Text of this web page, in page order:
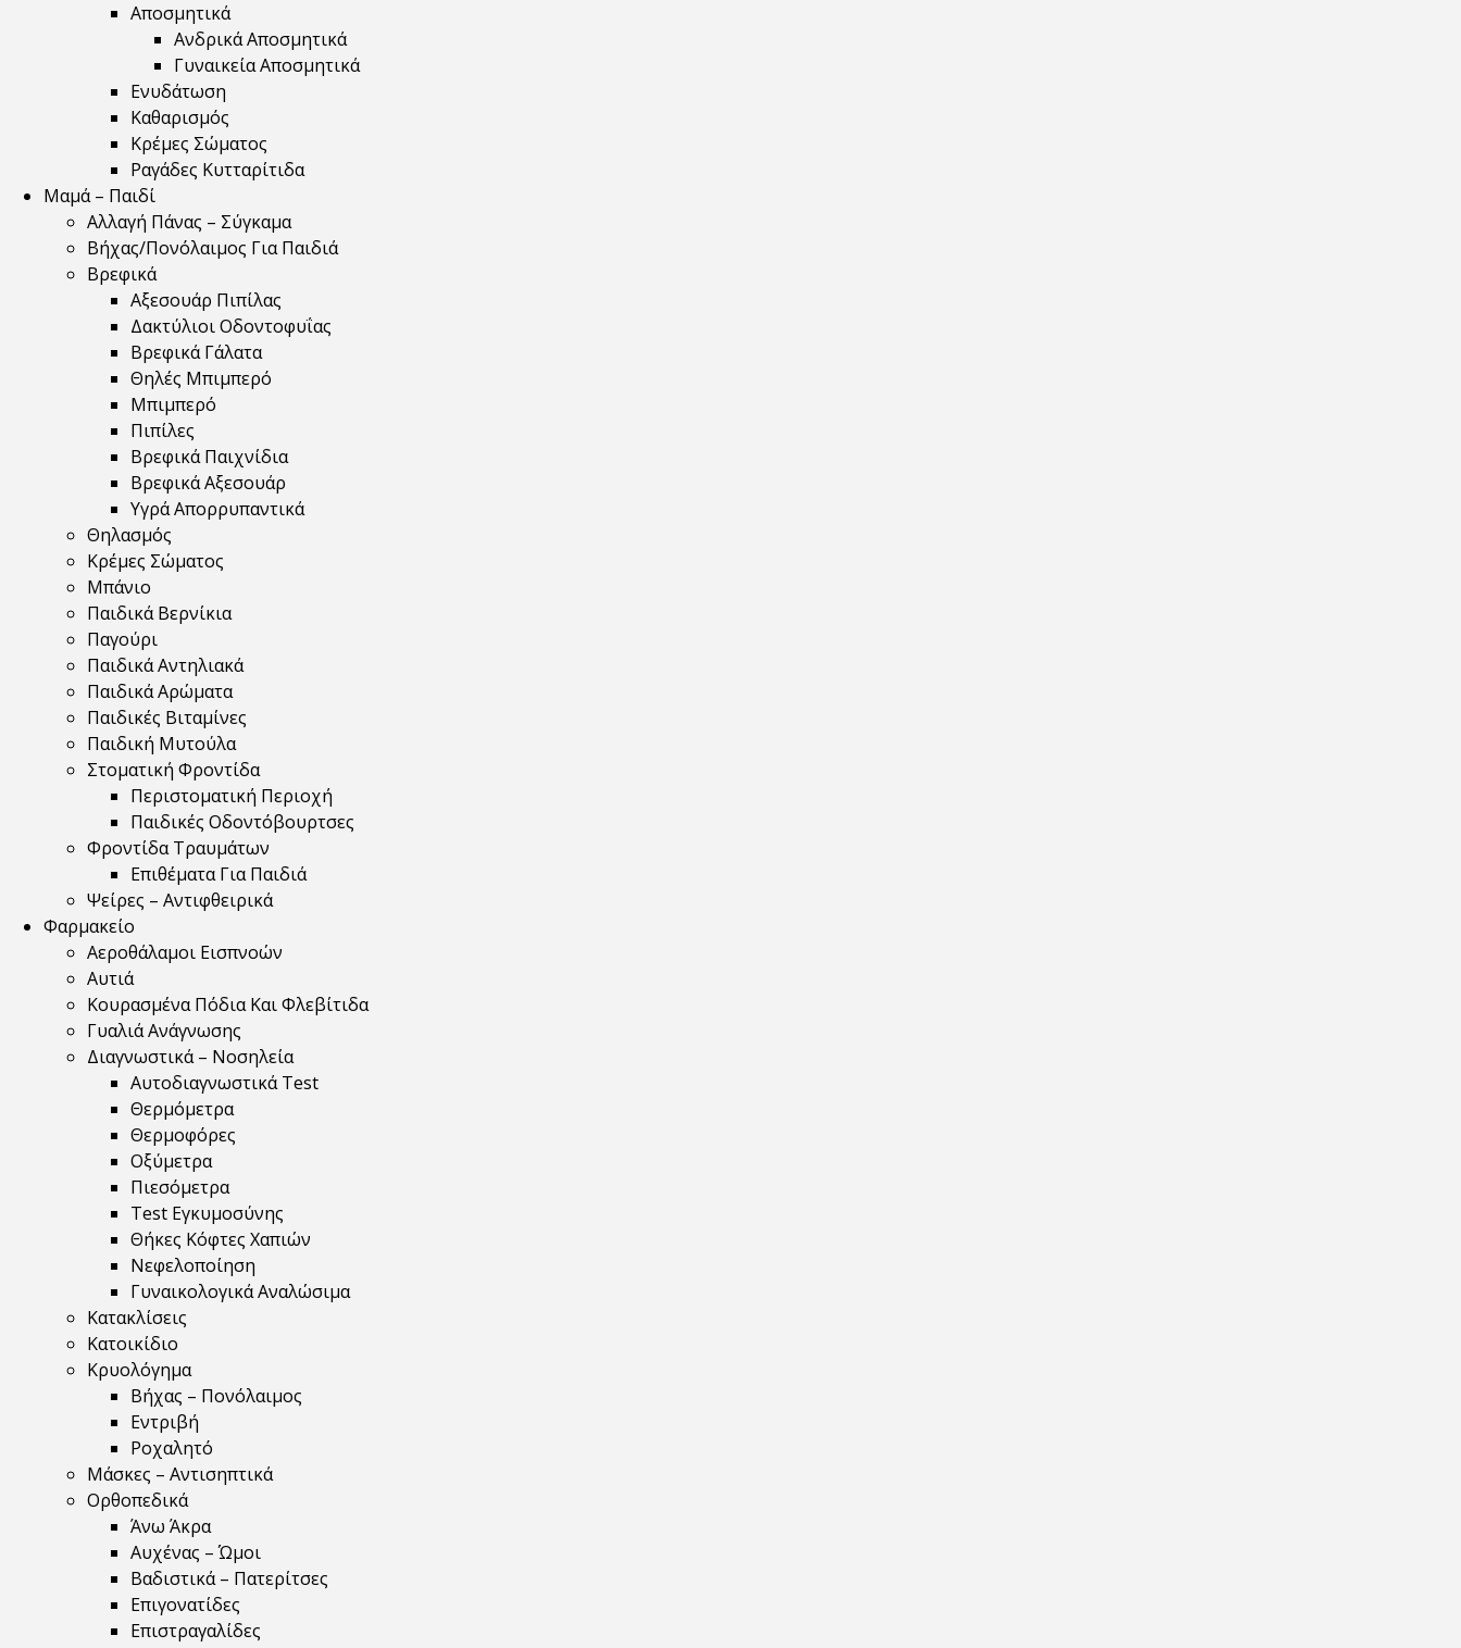
Αποσμητικά
Ανδρικά Αποσμητικά
Γυναικεία Αποσμητικά
Ενυδάτωση
Καθαρισμός
Κρέμες Σώματος
Ραγάδες Κυτταρίτιδα
Μαμά – Παιδί
Αλλαγή Πάνας – Σύγκαμα
Βήχας/Πονόλαιμος Για Παιδιά
Βρεφικά
Αξεσουάρ Πιπίλας
Δακτύλιοι Οδοντοφυΐας
Βρεφικά Γάλατα
Θηλές Μπιμπερό
Μπιμπερό
Πιπίλες
Βρεφικά Παιχνίδια
Βρεφικά Αξεσουάρ
Υγρά Απορρυπαντικά
Θηλασμός
Κρέμες Σώματος
Μπάνιο
Παιδικά Βερνίκια
Παγούρι
Παιδικά Αντηλιακά
Παιδικά Αρώματα
Παιδικές Βιταμίνες
Παιδική Μυτούλα
Στοματική Φροντίδα
Περιστοματική Περιοχή
Παιδικές Οδοντόβουρτσες
Φροντίδα Τραυμάτων
Επιθέματα Για Παιδιά
Ψείρες – Αντιφθειρικά
Φαρμακείο
Αεροθάλαμοι Εισπνοών
Αυτιά
Κουρασμένα Πόδια Και Φλεβίτιδα
Γυαλιά Ανάγνωσης
Διαγνωστικά – Νοσηλεία
Αυτοδιαγνωστικά Test
Θερμόμετρα
Θερμοφόρες
Οξύμετρα
Πιεσόμετρα
Test Εγκυμοσύνης
Θήκες Κόφτες Χαπιών
Νεφελοποίηση
Γυναικολογικά Αναλώσιμα
Κατακλίσεις
Κατοικίδιο
Κρυολόγημα
Βήχας – Πονόλαιμος
Εντριβή
Ροχαλητό
Μάσκες – Αντισηπτικά
Ορθοπεδικά
Άνω Άκρα
Αυχένας – Ώμοι
Βαδιστικά – Πατερίτσες
Επιγονατίδες
Επιστραγαλίδες